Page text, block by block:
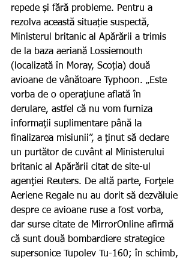
repede și fără probleme. Pentru a
rezolva această situație suspectă,
Ministerul britanic al Apărării a trimis
de la baza aeriană Lossiemouth
(localizată în Moray, Scoția) două
avioane de vânătoare Typhoon. „Este
vorba de o operaţiune aflată în
derulare, astfel că nu vom furniza
informaţii suplimentare până la
finalizarea misiunii”, a ținut să declare
un purtător de cuvânt al Ministerului
britanic al Apărării citat de site-ul
agenţiei Reuters. De altă parte, Forţele
Aeriene Regale nu au dorit să dezvăluie
despre ce avioane ruse a fost vorba,
dar surse citate de MirrorOnline afirmă
că sunt două bombardiere strategice
supersonice Tupolev Tu-160; în schimb,